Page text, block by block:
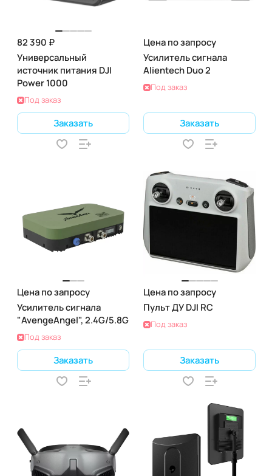
82 390 ₽
Универсальный
источник питания DJI
Power 1000
Под заказ
Заказать
Цена по запросу
Усилитель сигнала
Alientech Duo 2
Под заказ
Заказать
Цена по запросу
Усилитель сигнала
"AvengeAngel", 2.4G/5.8G
Под заказ
Заказать
Цена по запросу
Пульт ДУ DJI RC
Под заказ
Заказать